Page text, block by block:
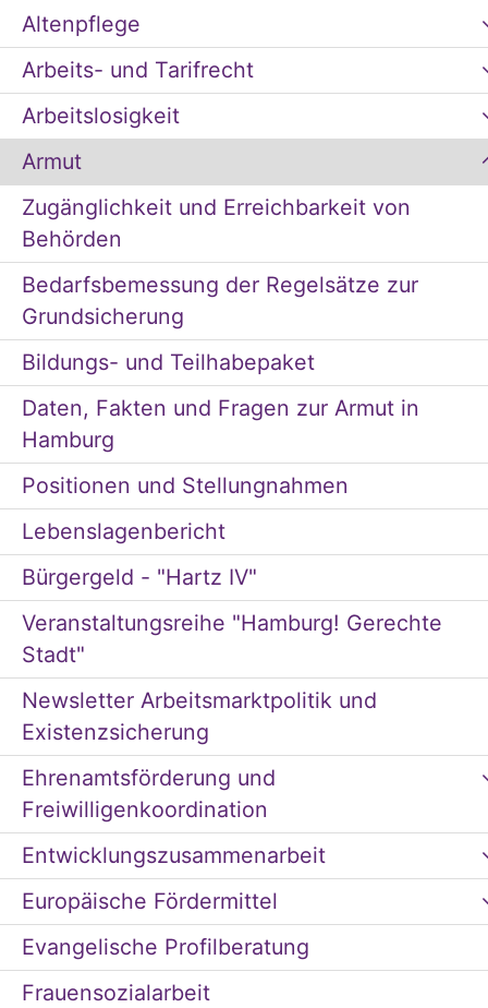
Altenpflege
Arbeits- und Tarifrecht
Arbeitslosigkeit
Armut
Zugänglichkeit und Erreichbarkeit von
Behörden
Bedarfsbemessung der Regelsätze zur
Grundsicherung
Bildungs- und Teilhabepaket
Daten, Fakten und Fragen zur Armut in
Hamburg
Positionen und Stellungnahmen
Lebenslagenbericht
Bürgergeld - "Hartz IV"
Veranstaltungsreihe "Hamburg! Gerechte
Stadt"
Newsletter Arbeitsmarktpolitik und
Existenzsicherung
Ehrenamtsförderung und
Freiwilligenkoordination
Entwicklungszusammenarbeit
Europäische Fördermittel
Evangelische Profilberatung
Frauensozialarbeit